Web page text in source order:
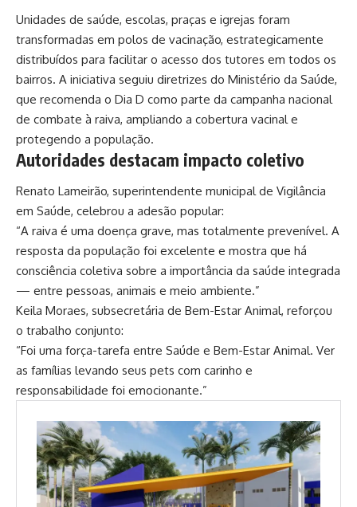
Unidades de saúde, escolas, praças e igrejas foram
transformadas em polos de vacinação, estrategicamente
distribuídos para facilitar o acesso dos tutores em todos os
bairros. A iniciativa seguiu diretrizes do Ministério da Saúde,
que recomenda o Dia D como parte da campanha nacional
de combate à raiva, ampliando a cobertura vacinal e
protegendo a população.
Autoridades destacam impacto coletivo
Renato Lameirão, superintendente municipal de Vigilância
em Saúde, celebrou a adesão popular:
“A raiva é uma doença grave, mas totalmente prevenível. A
resposta da população foi excelente e mostra que há
consciência coletiva sobre a importância da saúde integrada
— entre pessoas, animais e meio ambiente.”
Keila Moraes, subsecretária de Bem-Estar Animal, reforçou
o trabalho conjunto:
“Foi uma força-tarefa entre Saúde e Bem-Estar Animal. Ver
as famílias levando seus pets com carinho e
responsabilidade foi emocionante.”